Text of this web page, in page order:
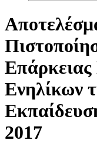
Ενηλίκων
2017